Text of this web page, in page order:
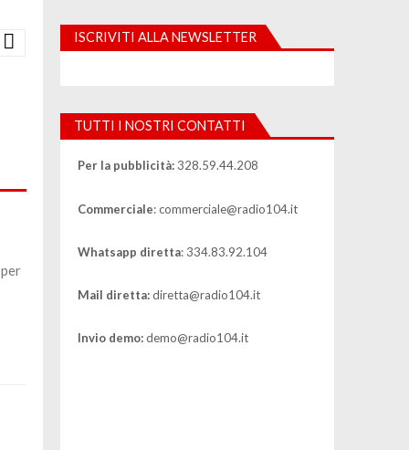
ISCRIVITI ALLA NEWSLETTER
TUTTI I NOSTRI CONTATTI
Per la pubblicità:328.59.44.208
Commerciale: commerciale@radio104.it
Whatsapp diretta: 334.83.92.104
Mail diretta:diretta@radio104.it
Invio demo:demo@radio104.it